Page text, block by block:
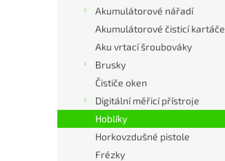
Akumulátorové nářadí
Akumulátorové čisticí kartáče
Aku vrtací šroubováky
Brusky
Čističe oken
Digitální měřicí přístroje
Hoblíky
Horkovzdušné pistole
Frézky